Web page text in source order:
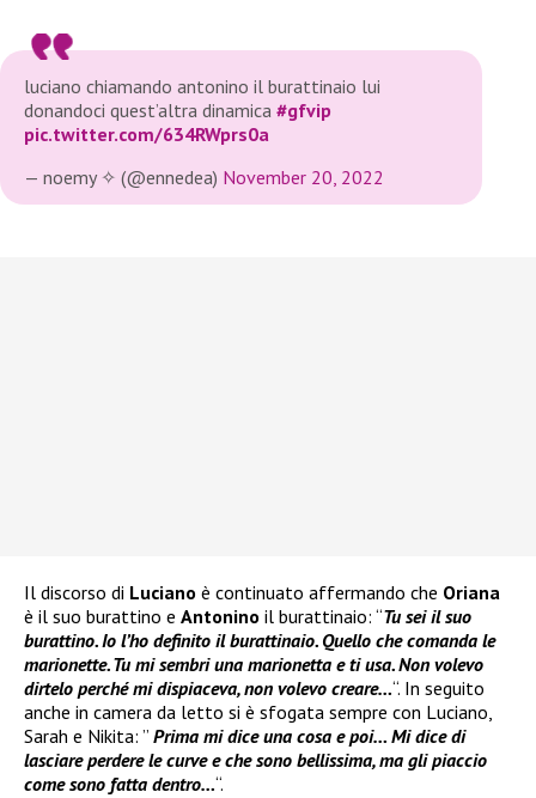
luciano chiamando antonino il burattinaio lui
donandoci quest’altra dinamica #gfvip
pic.twitter.com/634RWprs0a
— noemy ✧ (@ennedea) November 20, 2022
Il discorso di Luciano è continuato affermando che Oriana
è il suo burattino e Antonino il burattinaio: “Tu sei il suo
burattino. Io l’ho definito il burattinaio. Quello che comanda le
marionette. Tu mi sembri una marionetta e ti usa. Non volevo
dirtelo perché mi dispiaceva, non volevo creare…“. In seguito
anche in camera da letto si è sfogata sempre con Luciano,
Sarah e Nikita: ” Prima mi dice una cosa e poi… Mi dice di
lasciare perdere le curve e che sono bellissima, ma gli piaccio
come sono fatta dentro…“.